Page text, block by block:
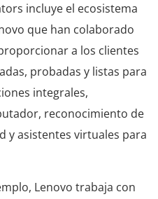
incluye el ecosistema
que han colaborado
a los clientes
probadas y listas para
integrales,
reconocimiento de
y asistentes virtuales para
Lenovo trabaja con